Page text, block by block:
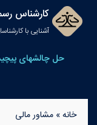
کارشناس
آشنایی با
حل چالشهای
خانه» مشاور مالی